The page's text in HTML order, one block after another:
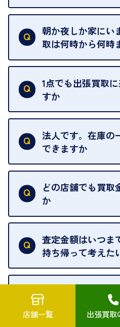
ご自宅以外での査定は
定のお店や、ほかのお
えられるためです。
朝か夜しか家にい
取は何時から何時
ご訪問可能時間は、10
ただし、お品物の種類
ただくことがあります。
1点でも出張買取
すか
はい。1点でもお伺いし
法人です。在庫の
できますか
はい。喜んで承ります
い。
ご指定の場所にお伺いし
どの店舗でも買取
か
はい。全店舗一律です。
ただし、中古市場は日
によって査定額が変わ
査定金額はいつま
持ち帰って考えた
査定額は当日限り有効
わることがございます。
値段がつかなくて
分したい物を引き
店舗一覧 出張買取